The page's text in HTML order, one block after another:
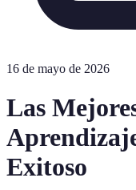
16 de mayo de 2026
Las
Exitoso